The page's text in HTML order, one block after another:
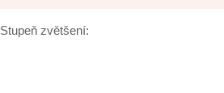
Stupeň zvětšení: